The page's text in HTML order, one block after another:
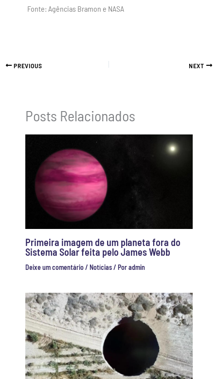
Fonte: Agências Bramon e NASA
PREVIOUS NEXT
Posts Relacionados
Primeira imagem de um planeta fora do
Sistema Solar feita pelo James Webb
Deixe um comentário/ Notícias/ Poradmin